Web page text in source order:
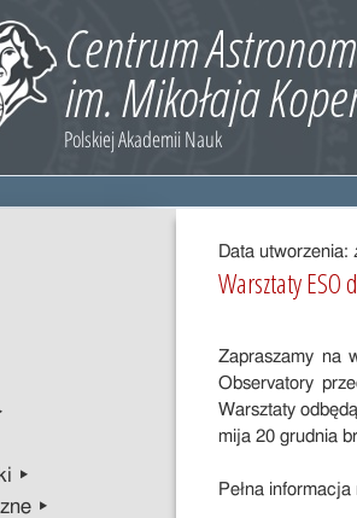
▸
▸
Treść
wpisuData utworzenia:
Warsztaty ESO
Zapraszamy na
Observatory
Warsztaty
mija 20 grudnia
Pełna